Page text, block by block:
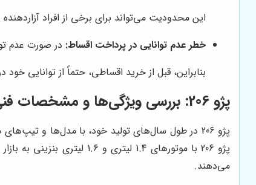
این محدودیت می‌تواند برای برخی از افراد
خطر عدم توانایی در پرداخت اقساط: در صورت عدم
بنابراین، قبل از خرید اقساطی، حتماً از توانایی
پژو 206: بررسی ویژگی‌ها و مشخصات فنی
پژو 206 در طول سال‌های تولید خود، با مدل‌ها و
می‌دهند.